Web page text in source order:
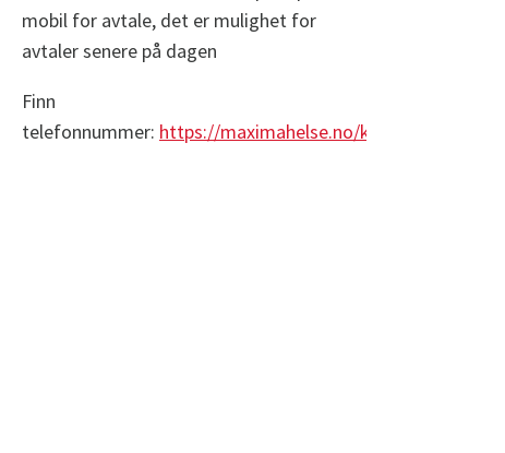
mobil for avtale, det er mulighet for
avtaler senere på dagen
Finn
telefonnummer: https://maximahelse.no/kontakt